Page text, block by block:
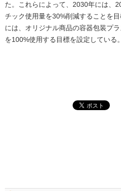
た。これらによって、2030年には、
チック使用量を30%削減することを
には、オリジナル商品の容器包装プ
を100%使用する目標を設定している。